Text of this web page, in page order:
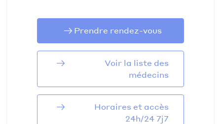
Prendre rendez-vous
Voir la liste des
médecins
Horaires et accès
24h/24 7j7